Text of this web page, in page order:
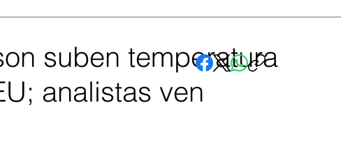
Columnas Locales Los Cabos
suben temperatura
analistas ven